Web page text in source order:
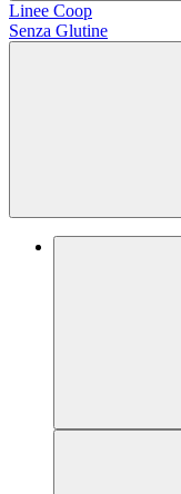
Linee Coop
Senza Glutine